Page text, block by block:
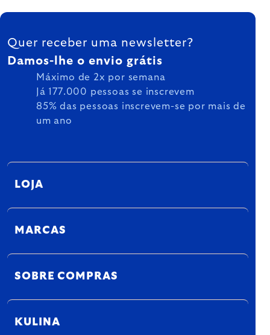
FOOTER
Quer receber uma newsletter?
Damos-lhe o envio grátis
Máximo de 2x por semana
Já 177.000 pessoas se inscrevem
85% das pessoas inscrevem-se por mais de
um ano
LOJA
MARCAS
SOBRE COMPRAS
KULINA